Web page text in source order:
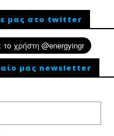
μας στο twitter
μας newsletter